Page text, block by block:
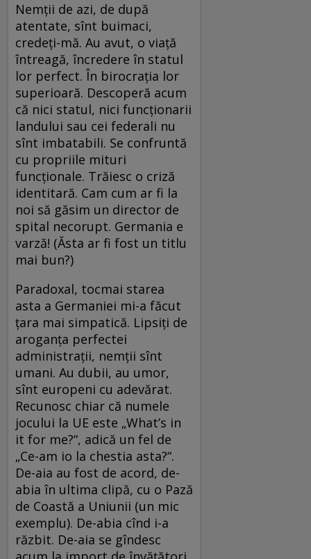
Nemții de azi, de după
atentate, sînt buimaci,
credeți-mă. Au avut, o viață
întreagă, încredere în statul
lor perfect. În birocrația lor
superioară. Descoperă acum
că nici statul, nici funcționarii
landului sau cei federali nu
sînt imbatabili. Se confruntă
cu propriile mituri
funcționale. Trăiesc o criză
identitară. Cam cum ar fi la
noi să găsim un director de
spital necorupt. Germania e
varză! (Ăsta ar fi fost un titlu
mai bun?)
Paradoxal, tocmai starea
asta a Germaniei mi-a făcut
țara mai simpatică. Lipsiți de
aroganța perfectei
administrații, nemții sînt
umani. Au dubii, au umor,
sînt europeni cu adevărat.
Recunosc chiar că numele
jocului la UE este „What’s in
it for me?“, adică un fel de
„Ce-am io la chestia asta?“.
De-aia au fost de acord, de-
abia în ultima clipă, cu o Pază
de Coastă a Uniunii (un mic
exemplu). De-abia cînd i-a
răzbit. De-aia se gîndesc